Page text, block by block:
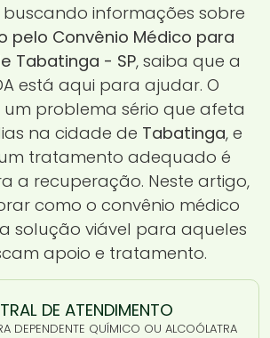
buscando informações sobre
pelo Convênio Médico para
Tabatinga - SP, saiba que a
está aqui para ajudar. O
problema sério que afeta
na cidade de Tabatinga, e
tratamento adequado é
a recuperação. Neste artigo,
como o convênio médico
solução viável para aqueles
apoio e tratamento.
DE ATENDIMENTO
DEPENDENTE QUÍMICO OU ALCOÓLATRA